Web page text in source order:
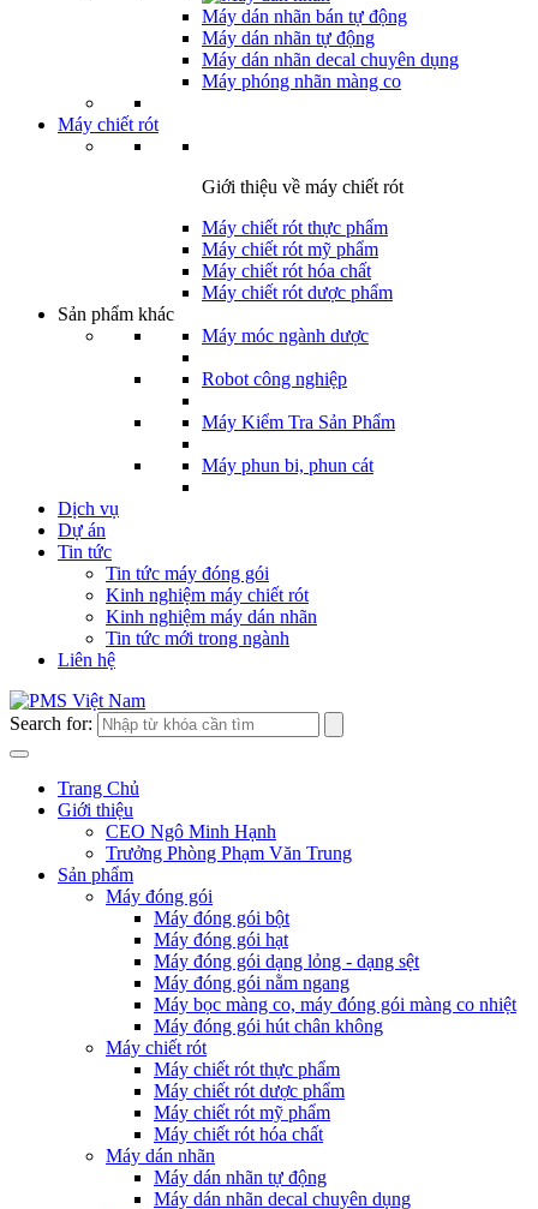
Máy dán nhãn bán tự động
Máy dán nhãn tự động
Máy dán nhãn decal chuyên dụng
Máy phóng nhãn màng co
Máy chiết rót
Giới thiệu về máy chiết rót
Máy chiết rót thực phẩm
Máy chiết rót mỹ phẩm
Máy chiết rót hóa chất
Máy chiết rót dược phẩm
Sản phẩm khác
Máy móc ngành dược
Robot công nghiệp
Máy Kiểm Tra Sản Phẩm
Máy phun bi, phun cát
Dịch vụ
Dự án
Tin tức
Tin tức máy đóng gói
Kinh nghiệm máy chiết rót
Kinh nghiệm máy dán nhãn
Tin tức mới trong ngành
Liên hệ
Search for:
Trang Chủ
Giới thiệu
CEO Ngô Minh Hạnh
Trưởng Phòng Phạm Văn Trung
Sản phẩm
Máy đóng gói
Máy đóng gói bột
Máy đóng gói hạt
Máy đóng gói dạng lỏng - dạng sệt
Máy đóng gói nằm ngang
Máy bọc màng co, máy đóng gói màng co nhiệt
Máy đóng gói hút chân không
Máy chiết rót
Máy chiết rót thực phẩm
Máy chiết rót dược phẩm
Máy chiết rót mỹ phẩm
Máy chiết rót hóa chất
Máy dán nhãn
Máy dán nhãn tự động
Máy dán nhãn decal chuyên dụng